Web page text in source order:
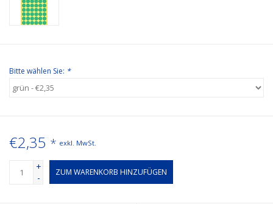
Bitte wählen Sie: *
€2,35 * exkl. MwSt.
+
-
ZUM WARENKORB HINZUFÜGEN